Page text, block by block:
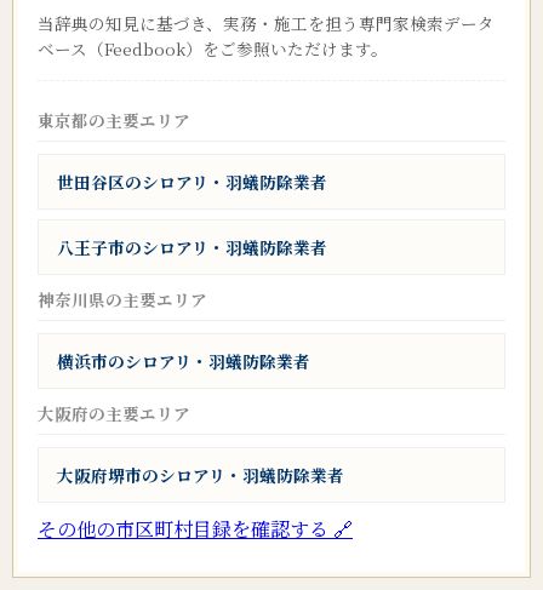
当辞典の知見に基づき、実務・施工を担う専門家検索データ
ベース（Feedbook）をご参照いただけます。
東京都の主要エリア
世田谷区のシロアリ・羽蟻防除業者
八王子市のシロアリ・羽蟻防除業者
神奈川県の主要エリア
横浜市のシロアリ・羽蟻防除業者
大阪府の主要エリア
大阪府堺市のシロアリ・羽蟻防除業者
その他の市区町村目録を確認する 🔗